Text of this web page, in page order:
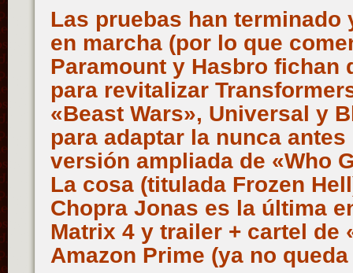
Las pruebas han terminado
en marcha (por lo que
Paramount y Hasbro fichan
para revitalizar
«Beast Wars», Universal y
para adaptar la nunca
versión ampliada de «Who
La cosa (titulada Frozen
Chopra Jonas es la última
Matrix 4 y trailer + cartel de
Amazon Prime (ya no